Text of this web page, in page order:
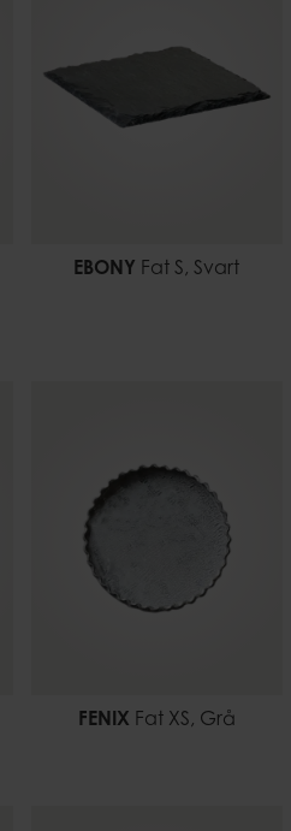
EBONY Fat S, Svart
FENIX Fat XS, Grå